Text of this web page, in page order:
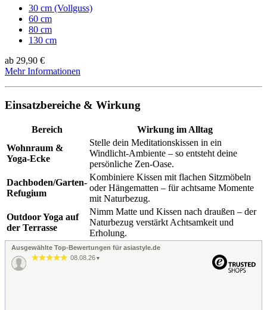
30 cm (Vollguss)
60 cm
80 cm
130 cm
ab 29,90 €
Mehr Informationen
Einsatzbereiche & Wirkung
Bereich
Wirkung im Alltag
Wohnraum &
Yoga-Ecke
Stelle dein Meditationskissen in ein
Windlicht-Ambiente – so entsteht deine
persönliche Zen-Oase.
Dachboden/Garten-
Refugium
Kombiniere Kissen mit flachen Sitzmöbeln
oder Hängematten – für achtsame Momente
mit Naturbezug.
Outdoor Yoga auf
der Terrasse
Nimm Matte und Kissen nach draußen – der
Naturbezug verstärkt Achtsamkeit und
Erholung.
Ausgewählte Top-Bewertungen für asiastyle.de
08.08.26 ▼